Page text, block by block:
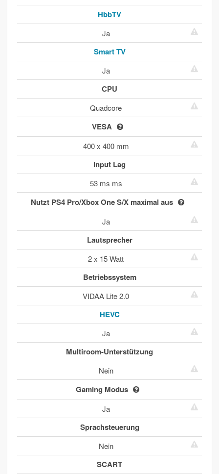
HbbTV
Ja
Smart TV
Ja
CPU
Quadcore
VESA
400 x 400 mm
Input Lag
53 ms ms
Nutzt PS4 Pro/Xbox One S/X maximal aus
Ja
Lautsprecher
2 x 15 Watt
Betriebssystem
VIDAA Lite 2.0
HEVC
Ja
Multiroom-Unterstützung
Nein
Gaming Modus
Ja
Sprachsteuerung
Nein
SCART